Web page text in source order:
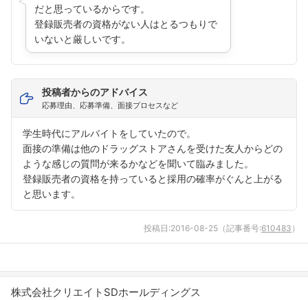
だと思っているからです。
登録販売者の資格がない人はとるつもりで
いないと厳しいです。
投稿者からのアドバイス
応募理由、応募準備、面接プロセスなど
学生時代にアルバイトをしていたので。
面接の準備は他のドラッグストアさんを受けた友人からどの
ような感じの質問が来るかなどを聞いて臨みました。
登録販売者の資格を持っていると採用の確率がぐんと上がる
と思います。
投稿日:2016-08-25 （記事番号:610483 ）
株式会社クリエイトSDホールディングス